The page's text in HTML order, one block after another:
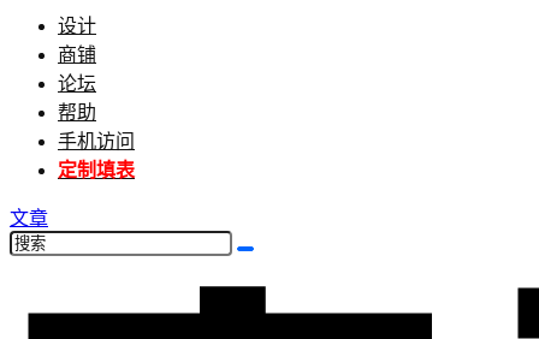
设计
商铺
论坛
帮助
手机访问
定制填表
文章